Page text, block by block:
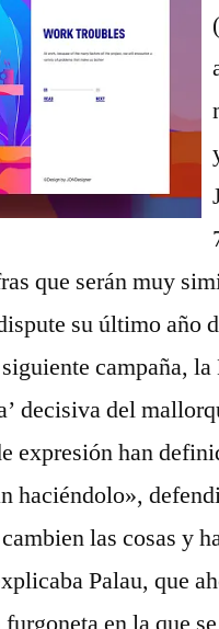
que serán muy
su último año
campaña,
decisiva del
expresión han
haciéndolo»,
las cosas y
Palau, que